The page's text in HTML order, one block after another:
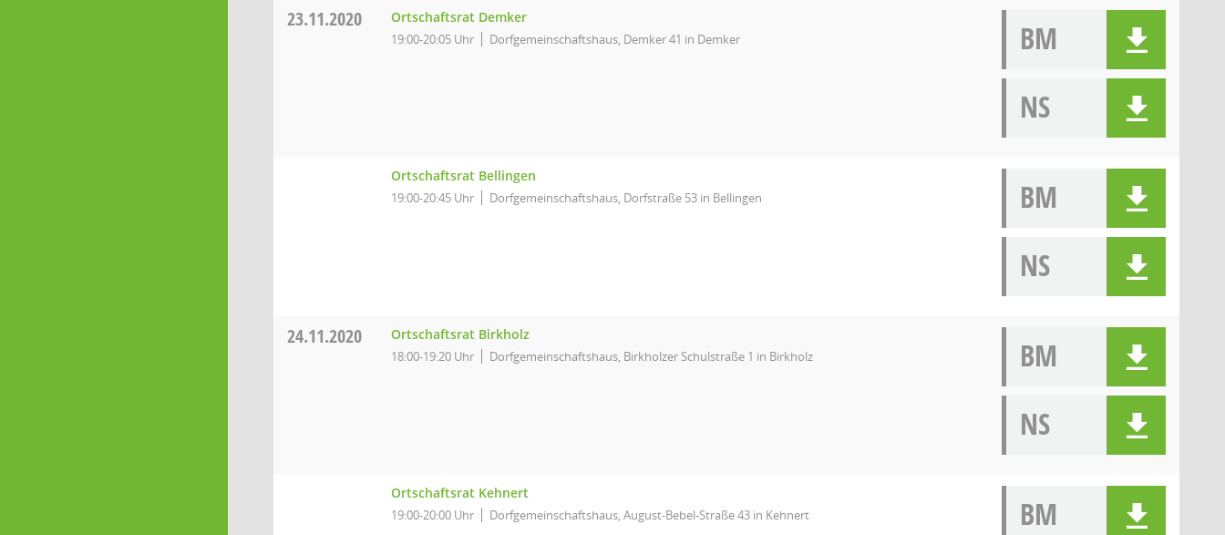
23.11.2020 Ortschaftsrat Demker
19:00-20:05 Uhr Dorfgemeinschaftshaus, Demker 41 in Demker
BM
NS
Ortschaftsrat Bellingen
19:00-20:45 Uhr Dorfgemeinschaftshaus, Dorfstraße 53 in Bellingen
BM
NS
24.11.2020 Ortschaftsrat Birkholz
18:00-19:20 Uhr Dorfgemeinschaftshaus, Birkholzer Schulstraße 1 in Birkholz
BM
NS
Ortschaftsrat Kehnert
19:00-20:00 Uhr Dorfgemeinschaftshaus, August-Bebel-Straße 43 in Kehnert
BM